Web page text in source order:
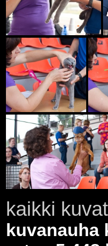
kaikki kuvat
kuvanauha